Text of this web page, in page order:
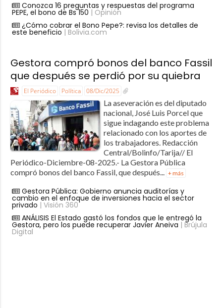
Conozca 16 preguntas y respuestas del programa
PEPE, el bono de Bs 150 | Opinión
¿Cómo cobrar el Bono Pepe?: revisa los detalles de
este beneficio | Bolivia.com
Gestora compró bonos del banco Fassil
que después se perdió por su quiebra
El Periódico Política 08/Dic/2025
La aseveración es del diputado
nacional, José Luis Porcel que
sigue indagando este problema
relacionado con los aportes de
los trabajadores. Redacción
Central/Bolinfo/Tarija// El
Periódico-Diciembre-08-2025.- La Gestora Pública
compró bonos del banco Fassil, que después... + más
Gestora Pública: Gobierno anuncia auditorías y
cambio en el enfoque de inversiones hacia el sector
privado | Visión 360
ANÁLISIS El Estado gastó los fondos que le entregó la
Gestora, pero los puede recuperar Javier Aneiva | Brújula
Digital